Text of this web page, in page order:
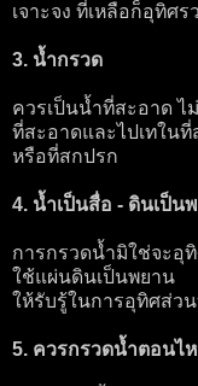
เจาะจง ที่เหลือก็อุทิศร
3. น้ำกรวด
ควรเป็นน้ำที่สะอาด ไ
ที่สะอาดและไปเทใน
หรือที่สกปรก
4. น้ำเป็นสื่อ - ดินเป็น
การกรวดน้ำมิใช่จะอุ
ใช้แผ่นดินเป็นพยาน
ให้รับรู้ในการอุทิศส่ว
5. ควรกรวดน้ำตอนไ